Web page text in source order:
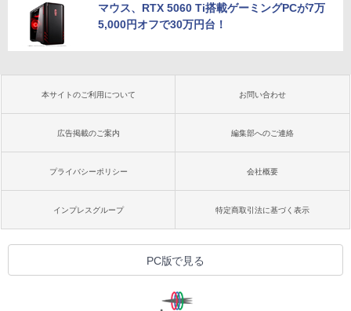
マウス、RTX 5060 Ti搭載ゲーミングPCが7万
5,000円オフで30万円台！
本サイトのご利用について お問い合わせ
広告掲載のご案内 編集部へのご連絡
プライバシーポリシー 会社概要
インプレスグループ 特定商取引法に基づく表示
PC版で見る